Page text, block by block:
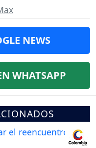
NEWS
WHATSAPP